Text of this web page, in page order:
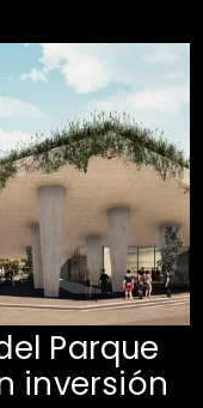
Parque
inversión